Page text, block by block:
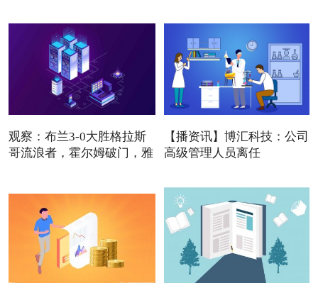
观察：布兰3-0大胜格拉斯
哥流浪者，霍尔姆破门，雅
【播资讯】博汇科技：公司
高级管理人员离任